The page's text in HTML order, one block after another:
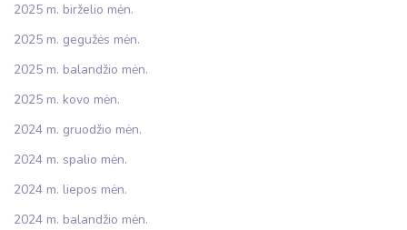
2025 m. birželio mėn.
2025 m. gegužės mėn.
2025 m. balandžio mėn.
2025 m. kovo mėn.
2024 m. gruodžio mėn.
2024 m. spalio mėn.
2024 m. liepos mėn.
2024 m. balandžio mėn.